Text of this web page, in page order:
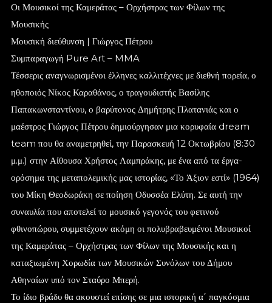
Οι Μουσικοί της Καμεράτας – Ορχήστρας των Φίλων της
Μουσικής
Μουσική διεύθυνση | Γιώργος Πέτρου
Συμπαραγωγή Pure Art – MMA
Τέσσερις αναγνωρισμένοι έλληνες καλλιτέχνες με διεθνή πορεία, ο
ηθοποιός Νίκος Καραθάνος, ο τραγουδιστής Βασίλης
Παπακωνσταντίνου, ο βαρύτονος Δημήτρης Πλατανιάς και ο
μαέστρος Γιώργος Πέτρου δημιούργησαν μια κορυφαία dream
team που θα αναμετρηθεί, την Παρασκευή 12 Οκτωβρίου (8:30
μ.μ.) στην Αίθουσα Χρήστος Λαμπράκης, με ένα από τα έργα-
ορόσημα της μεταπολεμικής μας ιστορίας, «Το Άξιον εστί» (1964)
του Μίκη Θεοδωράκη σε ποίηση Οδυσσέα Ελύτη. Σε αυτή την
συναυλία που αποτελεί το μουσικό γεγονός του φετινού
φθινοπώρου, συμμετέχουν ακόμη οι πολυβραβευμένοι Μουσικοί
της Καμεράτας – Ορχήστρας των Φίλων της Μουσικής και η
καταξιωμένη Χορωδία των Μουσικών Συνόλων του Δήμου
Αθηναίων υπό τον Σταύρο Μπερή.
Το ίδιο βράδυ θα ακουστεί επίσης σε μια ιστορική α΄ παγκόσμια